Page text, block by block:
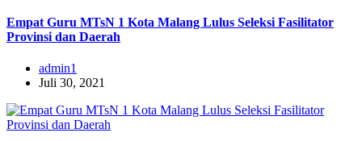
Empat Guru MTsN 1 Kota Malang Lulus Seleksi Fasilitator
Provinsi dan Daerah
admin1
Juli 30, 2021